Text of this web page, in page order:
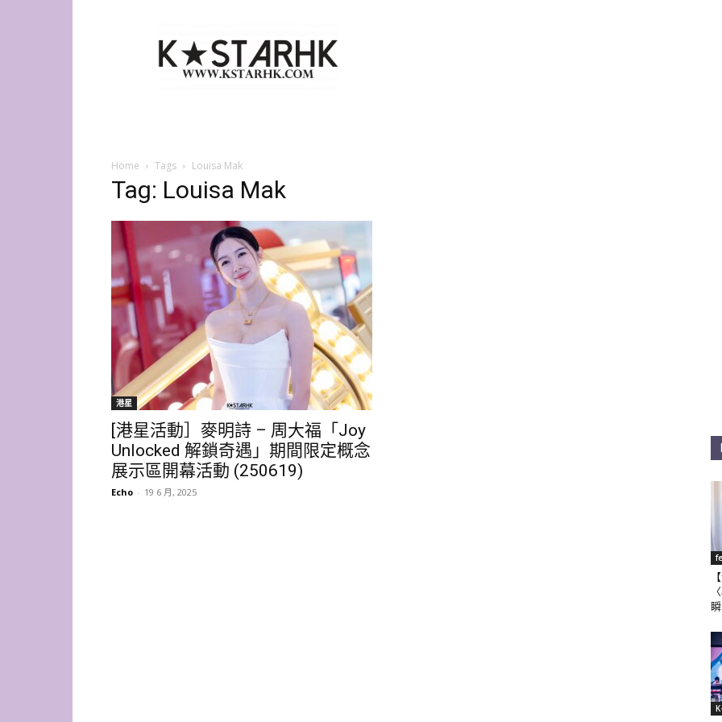
Star
HK
Home Tags Louisa Mak
Tag: Louisa Mak
港星
[港星活動］麥明詩 – 周大福「Joy
Unlocked 解鎖奇遇」期間限定概念
展示區開幕活動 (250619)
Echo - 19 6 月, 2025